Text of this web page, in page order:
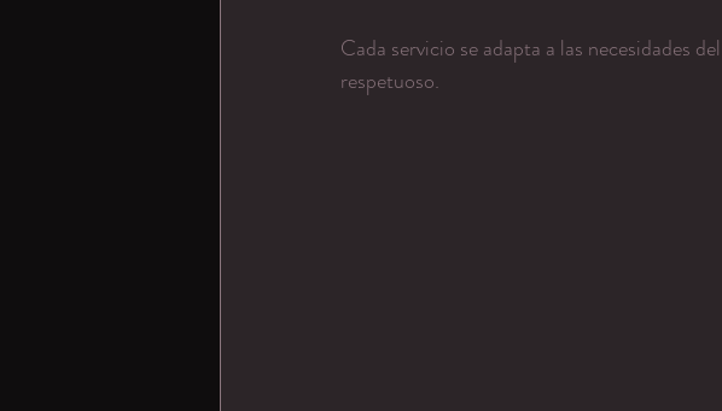
Cada servicio se adapta a las necesidades
respetuoso.